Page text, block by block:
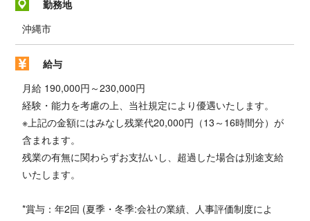
勤務地
沖縄市
給与
月給 190,000円～230,000円
経験・能力を考慮の上、当社規定により優遇いたします。
※上記の金額にはみなし残業代20,000円（13～16時間分）が
含まれます。
残業の有無に関わらずお支払いし、超過した場合は別途支給
いたします。
*賞与：年2回 (夏季・冬季:会社の業績、人事評価制度によ